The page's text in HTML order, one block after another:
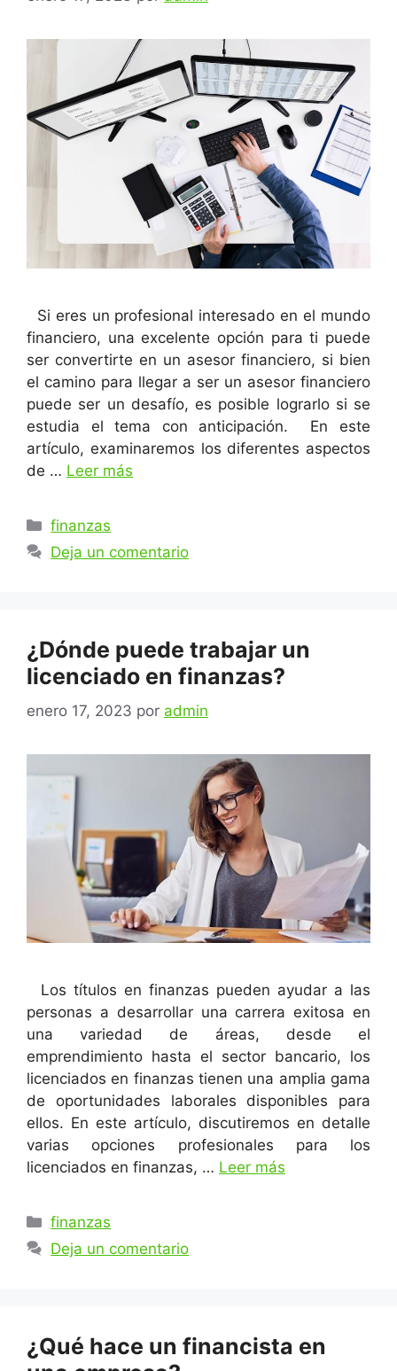
Si eres un profesional interesado en el mundo
financiero, una excelente opción para ti puede
ser convertirte en un asesor financiero, si bien
el camino para llegar a ser un asesor financiero
puede ser un desafío, es posible lograrlo si se
estudia el tema con anticipación. En este
artículo, examinaremos los diferentes aspectos
de … Leer más
Categorías
finanzas
Deja un comentario
¿Dónde puede trabajar un
licenciado en finanzas?
enero 17, 2023 por admin
Los títulos en finanzas pueden ayudar a las
personas a desarrollar una carrera exitosa en
una variedad de áreas, desde el
emprendimiento hasta el sector bancario, los
licenciados en finanzas tienen una amplia gama
de oportunidades laborales disponibles para
ellos. En este artículo, discutiremos en detalle
varias opciones profesionales para los
licenciados en finanzas, … Leer más
Categorías
finanzas
Deja un comentario
¿Qué hace un financista en